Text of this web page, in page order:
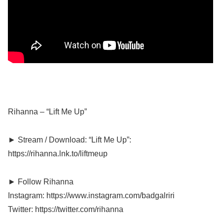
Rihanna – “Lift Me Up”
► Stream / Download: “Lift Me Up”:
https://rihanna.lnk.to/liftmeup
► Follow Rihanna
Instagram: https://www.instagram.com/badgalriri
Twitter: https://twitter.com/rihanna